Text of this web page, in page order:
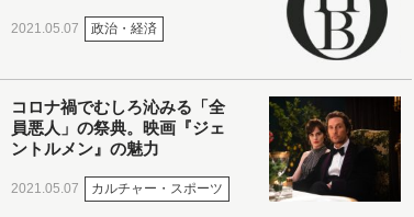
2021.05.07 政治・経済
コロナ禍でむしろ沁みる「全
員悪人」の祭典。映画『ジェ
ントルメン』の魅力
2021.05.07 カルチャー・スポーツ